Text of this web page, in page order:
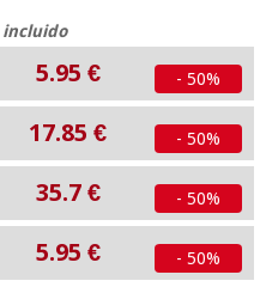
incluido
5.95 € - 50%
17.85€ - 50%
35.7 € - 50%
5.95 € - 50%